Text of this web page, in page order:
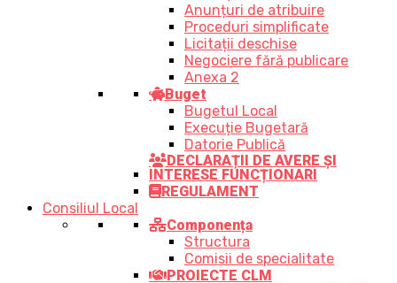
Anunțuri de atribuire
Proceduri simplificate
Licitații deschise
Negociere fără publicare
Anexa 2
Buget
Bugetul Local
Execuție Bugetară
Datorie Publică
DECLARAȚII DE AVERE ȘI
INTERESE FUNCȚIONARI
REGULAMENT
Consiliul Local
Componența
Structura
Comisii de specialitate
PROIECTE CLM